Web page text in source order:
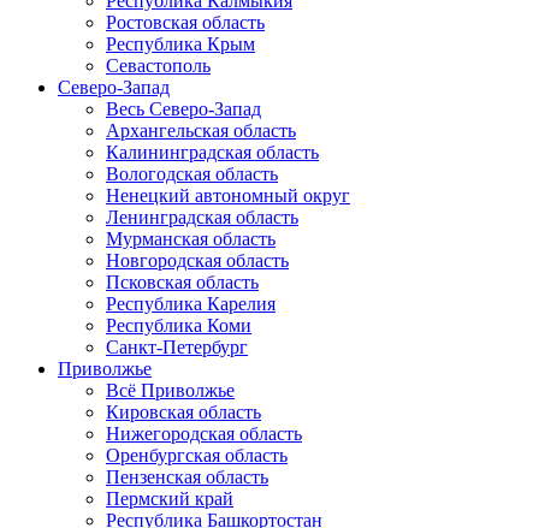
Ростовская область
Республика Крым
Севастополь
Северо-Запад
Весь Северо-Запад
Архангельская область
Калининградская область
Вологодская область
Ненецкий автономный округ
Ленинградская область
Мурманская область
Новгородская область
Псковская область
Республика Карелия
Республика Коми
Санкт-Петербург
Приволжье
Всё Приволжье
Кировская область
Нижегородская область
Оренбургская область
Пензенская область
Пермский край
Республика Башкортостан